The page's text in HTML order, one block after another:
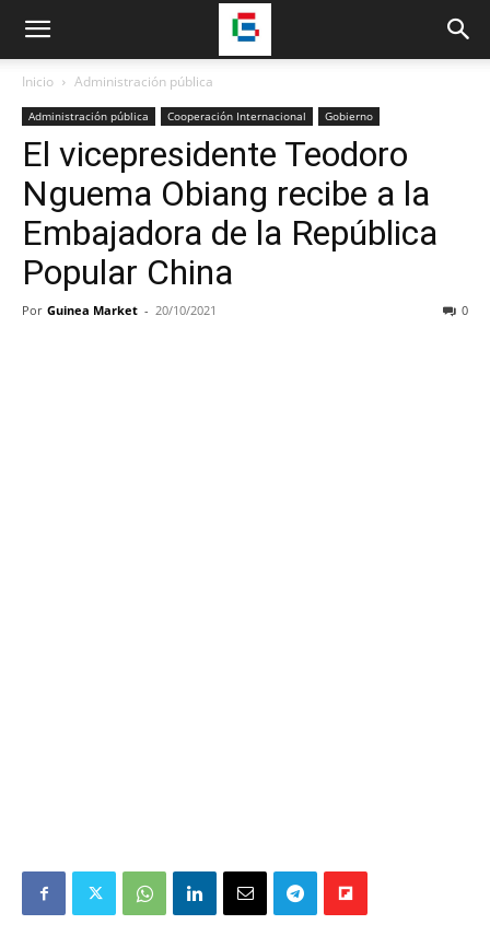
Inicio Administración pública
Administración pública Cooperación Internacional Gobierno
El vicepresidente Teodoro
Nguema Obiang recibe a la
Embajadora de la República
Popular China
Por Guinea Market - 20/10/2021 0